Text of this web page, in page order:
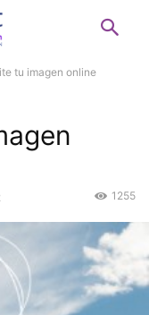
tu imagen online
1255